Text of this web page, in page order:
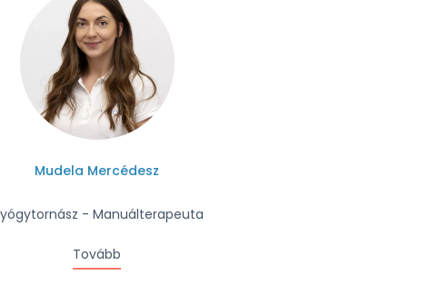
Mudela Mercédesz
- Manuálterapeuta
Tovább